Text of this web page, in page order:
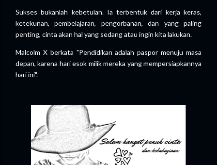
Sukses bukanlah kebetulan. Ia terbentuk dari kerja keras,
ketekunan, pembelajaran, pengorbanan, dan yang paling
penting, cinta akan hal yang sedang atau ingin kita lakukan.
Malcolm X berkata "Pendidikan adalah paspor menuju masa
depan, karena hari esok milik mereka yang mempersiapkannya
hari ini".